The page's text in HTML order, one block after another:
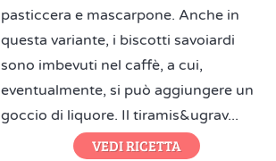
pasticcera e mascarpone. Anche in
questa variante, i biscotti savoiardi
sono imbevuti nel caffè, a cui,
eventualmente, si può aggiungere un
goccio di liquore. Il tiramis&ugrav...
VEDI RICETTA